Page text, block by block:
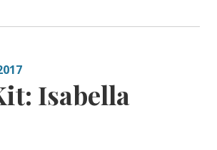
Isabella